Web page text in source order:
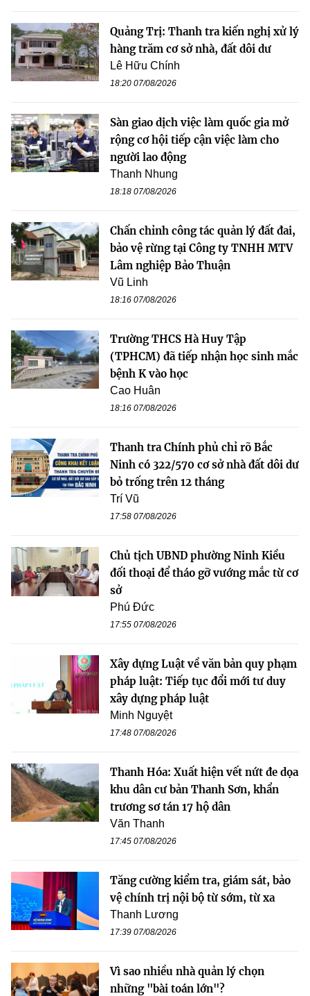
Quảng Trị: Thanh tra kiến nghị xử lý
hàng trăm cơ sở nhà, đất dôi dư
Lê Hữu Chính
18:20 07/08/2026
Sàn giao dịch việc làm quốc gia mở
rộng cơ hội tiếp cận việc làm cho
người lao động
Thanh Nhung
18:18 07/08/2026
Chấn chỉnh công tác quản lý đất đai,
bảo vệ rừng tại Công ty TNHH MTV
Lâm nghiệp Bảo Thuận
Vũ Linh
18:16 07/08/2026
Trường THCS Hà Huy Tập
(TPHCM) đã tiếp nhận học sinh mắc
bệnh K vào học
Cao Huân
18:16 07/08/2026
Thanh tra Chính phủ chỉ rõ Bắc
Ninh có 322/570 cơ sở nhà đất dôi dư
bỏ trống trên 12 tháng
Trí Vũ
17:58 07/08/2026
Chủ tịch UBND phường Ninh Kiều
đối thoại để tháo gỡ vướng mắc từ cơ
sở
Phú Đức
17:55 07/08/2026
Xây dựng Luật về văn bản quy phạm
pháp luật: Tiếp tục đổi mới tư duy
xây dựng pháp luật
Minh Nguyệt
17:48 07/08/2026
Thanh Hóa: Xuất hiện vết nứt đe dọa
khu dân cư bản Thanh Sơn, khẩn
trương sơ tán 17 hộ dân
Văn Thanh
17:45 07/08/2026
Tăng cường kiểm tra, giám sát, bảo
vệ chính trị nội bộ từ sớm, từ xa
Thanh Lương
17:39 07/08/2026
Vì sao nhiều nhà quản lý chọn
những "bài toán lớn"?